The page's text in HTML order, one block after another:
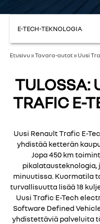
E-TECH-TEKNOLOGIA
Etusivu»Tavara-autot» Uusi
TULOSSA:
TRAFIC E-
Uusi Renault Trafic E-
yhdistää ketterän
Jopa 450 km
pikalatausteknologia,
minuutissa. Kuormatila
turvallisuutta lisää 18
Uusi Trafic E-Tech
Software Defined
yhdistettäviä palveluita